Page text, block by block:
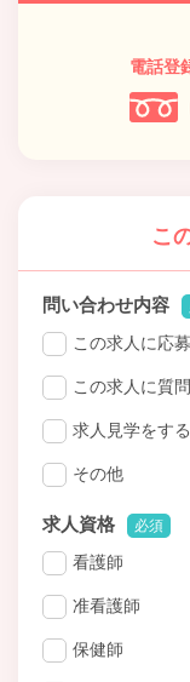
電話登
こ
問い合わせ内容
この求人に応
この求人に質
求人見学をする
その他
求人資格 必須
看護師
准看護師
保健師